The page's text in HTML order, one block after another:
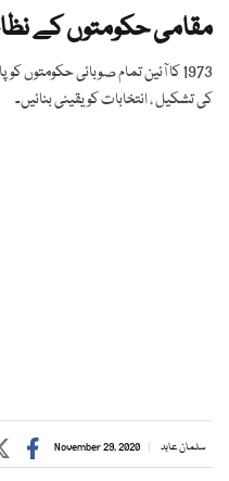
مقامی حکومتوں کے
1973 کا آئین تمام صوبائی حکومتوں
کی تشکیل ، انتخابات کو یقینی بنائیں۔
سلمان عابد November 29, 2020